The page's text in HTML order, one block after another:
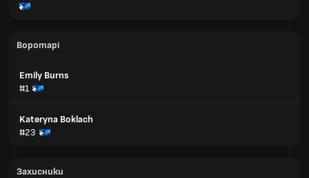
Воротарі
Emily Burns
#1
Kateryna Boklach
#23
Захисники